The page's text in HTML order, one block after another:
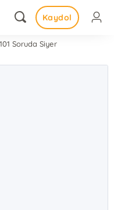
Kaydol
101 Soruda Siyer